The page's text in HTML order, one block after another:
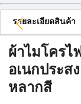
รายละเอียดสินค้า
ผ้าไมโครไ
อเนกประส
หลากสี